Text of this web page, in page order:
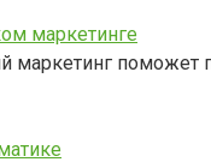
маркетинге
поможет